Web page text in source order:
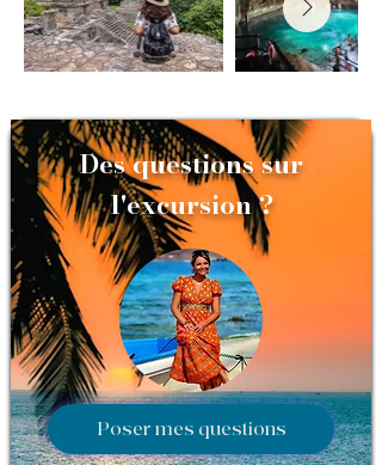
Des questions sur
l'excursion ?
Poser mes questions